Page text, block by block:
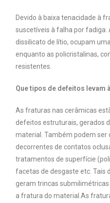
Devido à baixa tenacidade à
suscetíveis à falha por fadiga.
dissilicato de lítio, ocupam
enquanto as policristalinas,
resistentes.
Que tipos de defeitos levam
As fraturas nas cerâmicas
defeitos estruturais, gerados
material. Também podem ser
decorrentes de contatos
tratamentos de superfície
facetas de desgaste etc.
geram trincas
a fratura do material.As